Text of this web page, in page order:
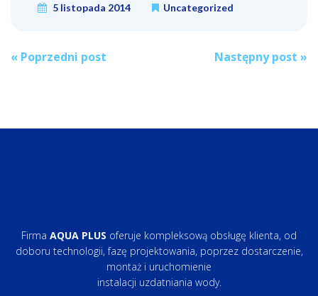
5 listopada 2014 Uncategorized
Post
« Poprzedni post Następny post »
Firma AQUA PLUS oferuje kompleksową obsługę klienta, od
doboru technologii, fazę projektowania, poprzez dostarczenie,
montaż i uruchomienie
instalacji uzdatniania wody.